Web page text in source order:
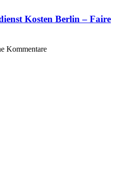
Kosten Berlin – Faire
Kommentare